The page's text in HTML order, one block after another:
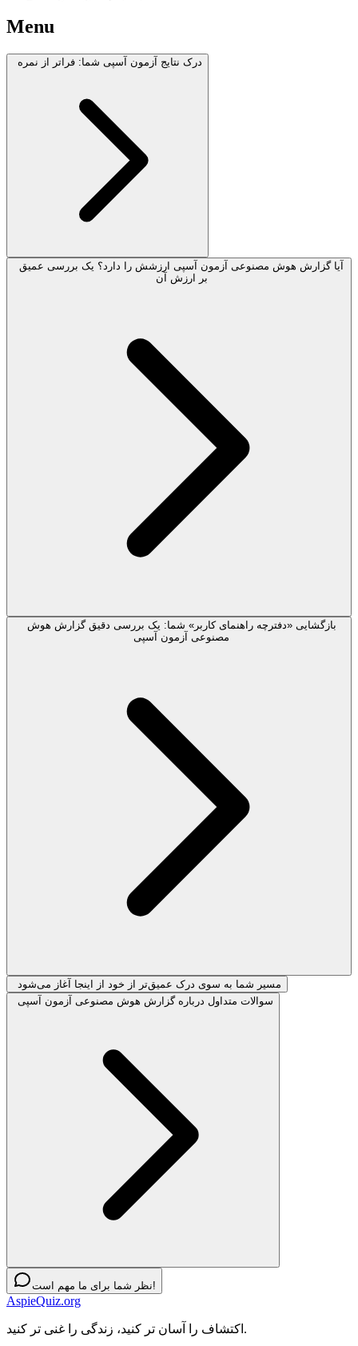
Menu
درک نتایج آزمون آسپی شما: فراتر از نمره
آیا گزارش هوش مصنوعی آزمون آسپی ارزشش را دارد؟ یک بررسی عمیق
بر ارزش آن
بازگشایی «دفترچه راهنمای کاربر» شما: یک بررسی دقیق گزارش هوش
مصنوعی آزمون آسپی
مسیر شما به سوی درک عمیق‌تر از خود از اینجا آغاز می‌شود
سوالات متداول درباره گزارش هوش مصنوعی آزمون آسپی
نظر شما برای ما مهم است!
AspieQuiz.org
اکتشاف را آسان تر کنید، زندگی را غنی تر کنید.